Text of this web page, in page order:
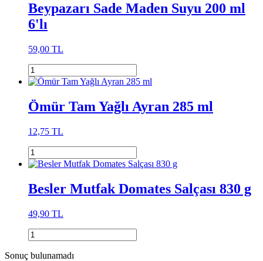
Beypazarı Sade Maden Suyu 200 ml
6'lı
59,00 TL
Ömür Tam Yağlı Ayran 285 ml
12,75 TL
Besler Mutfak Domates Salçası 830 g
49,90 TL
Sonuç bulunamadı